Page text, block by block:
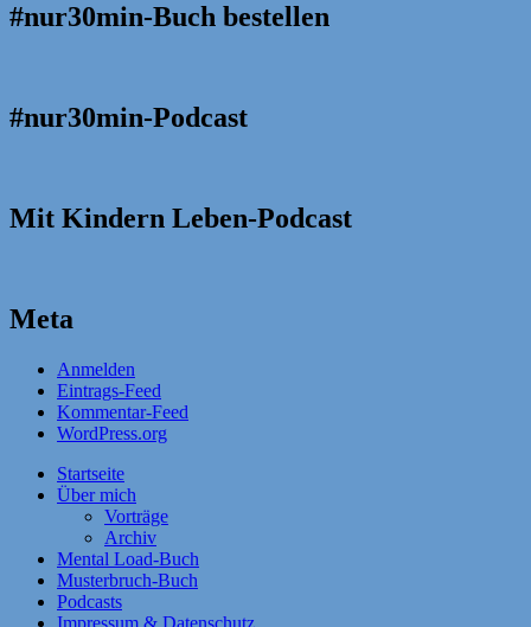
#nur30min-Buch bestellen
#nur30min-Podcast
Mit Kindern Leben-Podcast
Meta
Anmelden
Eintrags-Feed
Kommentar-Feed
WordPress.org
Startseite
Über mich
Vorträge
Archiv
Mental Load-Buch
Musterbruch-Buch
Podcasts
Impressum & Datenschutz